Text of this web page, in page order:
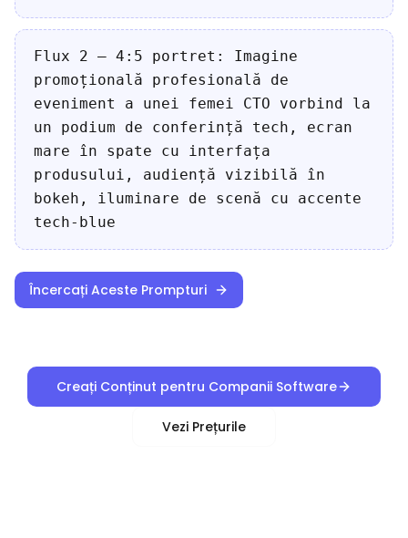
Flux 2 — 4:5 portret: Imagine
promoțională profesională de
eveniment a unei femei CTO vorbind la
un podium de conferință tech, ecran
mare în spate cu interfața
produsului, audiență vizibilă în
bokeh, iluminare de scenă cu accente
tech-blue
Încercați Aceste Prompturi
Creați Conținut pentru Companii Software
Vezi Prețurile